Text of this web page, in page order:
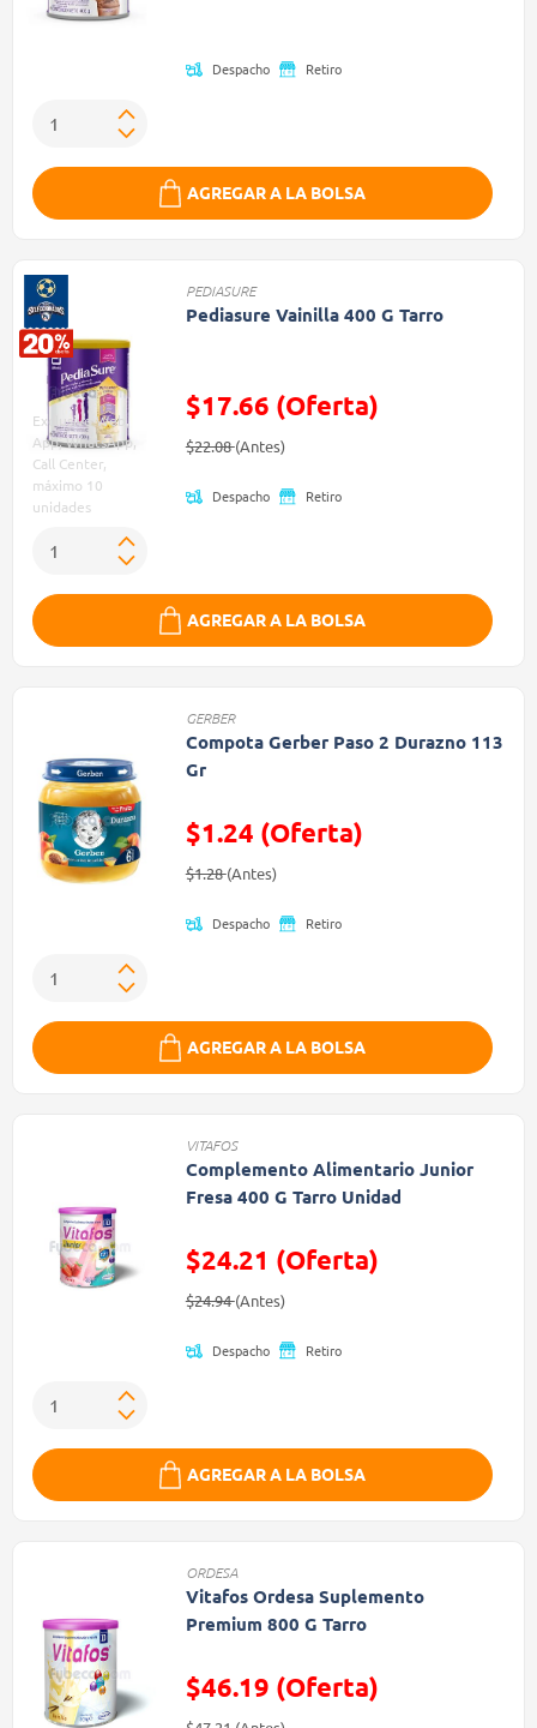
Despacho Retiro
AGREGAR A LA BOLSA
Exclusivo Web,
App, WhatsApp,
Call Center,
máximo 10
unidades
PEDIASURE
Pediasure Vainilla 400 G Tarro
$17.66 (Oferta)
Precio reducido de
$22.08(Antes)(Oferta)
Despacho Retiro
AGREGAR A LA BOLSA
GERBER
Compota Gerber Paso 2 Durazno 113
Gr
$1.24 (Oferta)
Precio reducido de
$1.28(Antes)(Oferta)
Despacho Retiro
AGREGAR A LA BOLSA
VITAFOS
Complemento Alimentario Junior
Fresa 400 G Tarro Unidad
$24.21 (Oferta)
Precio reducido de
$24.94(Antes)(Oferta)
Despacho Retiro
AGREGAR A LA BOLSA
ORDESA
Vitafos Ordesa Suplemento
Premium 800 G Tarro
$46.19 (Oferta)